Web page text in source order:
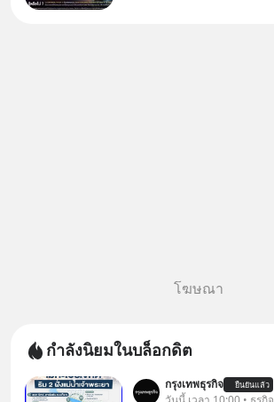
โฆษณา
กำลังนิยมในบล็อกดิต
กรุงเทพธุรกิจ ยืนยันแล้ว